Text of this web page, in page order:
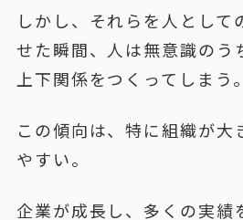
しかし、それらを人として
せた瞬間、人は無意識のう
上下関係をつくってしまう。
この傾向は、特に組織が大
やすい。
企業が成長し、多くの実績